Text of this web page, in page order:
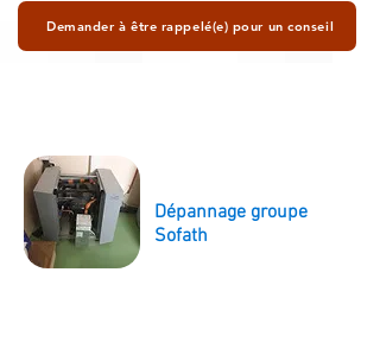
Demander à être rappelé(e) pour un conseil
Dépannage groupe
Sofath